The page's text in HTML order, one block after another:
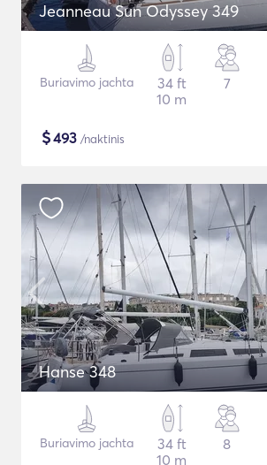
Jeanneau Sun Odyssey 349
Buriavimo jachta
34 ft
10 m
7
$493 /naktinis
Hanse 348
Buriavimo jachta
34 ft
10 m
8